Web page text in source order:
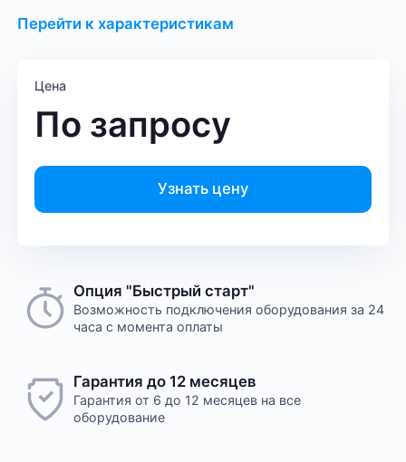
Перейти к характеристикам
Цена
По запросу
Узнать цену
Опция "Быстрый старт"
Возможность подключения оборудования за 24
часа с момента оплаты
Гарантия до 12 месяцев
Гарантия от 6 до 12 месяцев на все
оборудование